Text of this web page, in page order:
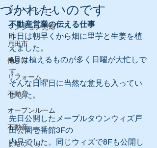
リノベーション
マンション売却
戸田市
働き方
リフォーム
不動産
オープンルーム
不動産
まちづくり
づかれたいのです
不動産営業の伝える仕事
昨日は朝早くから畑に里芋と生姜を植
えました。
4月は植えるものが多く日曜が大忙しで
す。
そんな日曜日に当然な意見も入ってい
ました。
先日公開したメープルタウンウィズ戸
田公園壱番館3Fの
内見でした。同じウィズで8Fも公開し